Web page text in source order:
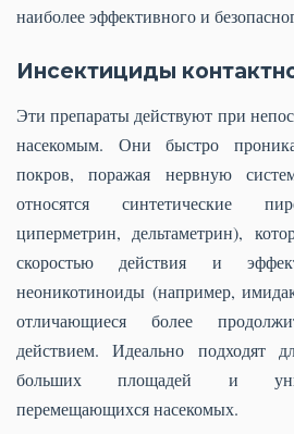
наиболее эффективного и
Инсектициды
Эти препараты действуют при
насекомым. Они быстро
покров, поражая нервную
относятся синтетические
циперметрин, дельтаметрин),
скоростью действия и
неоникотиноиды (например,
отличающиеся более
действием. Идеально подходят
больших площадей и
перемещающихся насекомых.